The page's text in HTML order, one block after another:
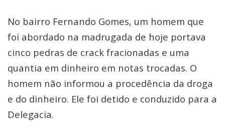
No bairro Fernando Gomes, um homem que
foi abordado na madrugada de hoje portava
cinco pedras de crack fracionadas e uma
quantia em dinheiro em notas trocadas. O
homem não informou a procedência da droga
e do dinheiro. Ele foi detido e conduzido para a
Delegacia.